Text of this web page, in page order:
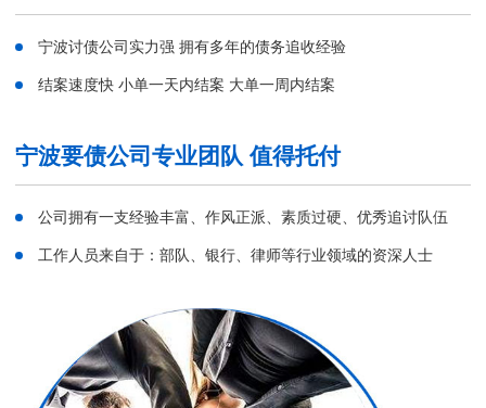
宁波讨债公司实力强 拥有多年的债务追收经验
结案速度快 小单一天内结案 大单一周内结案
宁波要债公司专业团队 值得托付
公司拥有一支经验丰富、作风正派、素质过硬、优秀追讨队伍
工作人员来自于：部队、银行、律师等行业领域的资深人士